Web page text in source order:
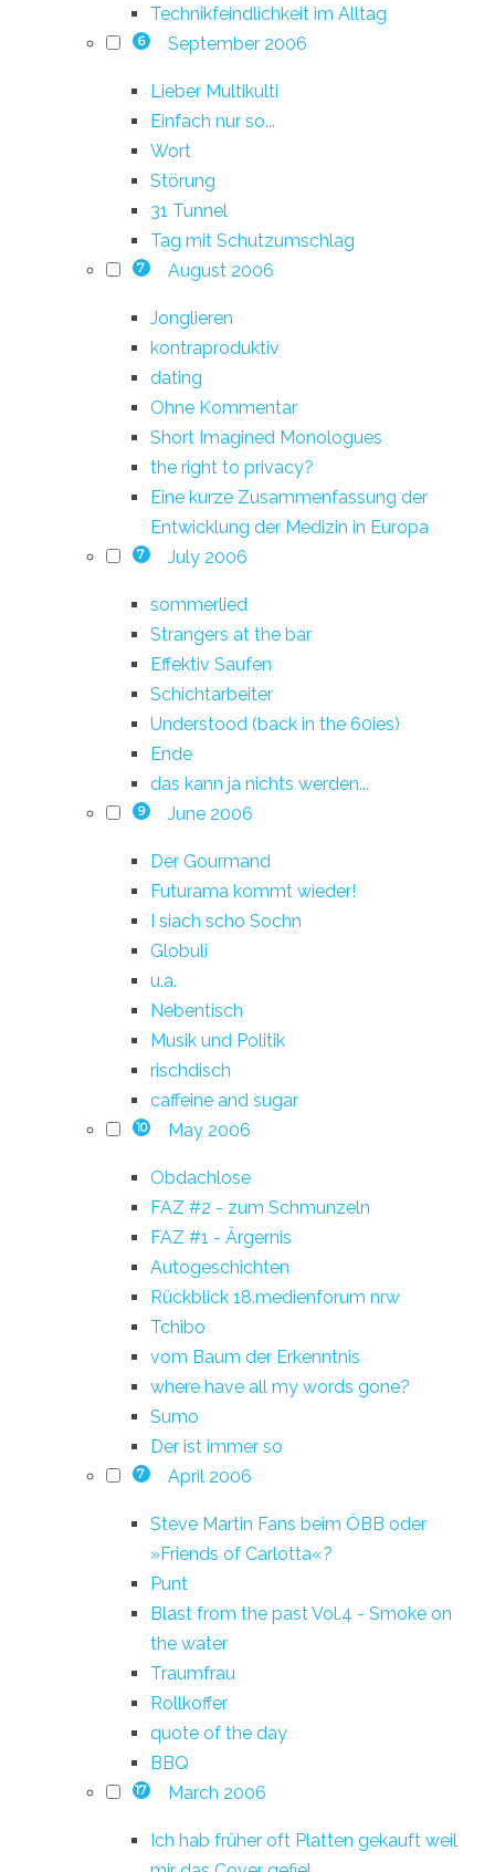
Technikfeindlichkeit im Alltag
6 September 2006
Lieber Multikulti
Einfach nur so...
Wort
Störung
31 Tunnel
Tag mit Schutzumschlag
7 August 2006
Jonglieren
kontraproduktiv
dating
Ohne Kommentar
Short Imagined Monologues
the right to privacy?
Eine kurze Zusammenfassung der
Entwicklung der Medizin in Europa
7 July 2006
sommerlied
Strangers at the bar
Effektiv Saufen
Schichtarbeiter
Understood (back in the 60ies)
Ende
das kann ja nichts werden...
9 June 2006
Der Gourmand
Futurama kommt wieder!
I siach scho Sochn
Globuli
u.a.
Nebentisch
Musik und Politik
rischdisch
caffeine and sugar
10 May 2006
Obdachlose
FAZ #2 - zum Schmunzeln
FAZ #1 - Ärgernis
Autogeschichten
Rückblick 18.medienforum nrw
Tchibo
vom Baum der Erkenntnis
where have all my words gone?
Sumo
Der ist immer so
7 April 2006
Steve Martin Fans beim ÖBB oder
»Friends of Carlotta«?
Punt
Blast from the past Vol.4 - Smoke on
the water
Traumfrau
Rollkoffer
quote of the day
BBQ
17 March 2006
Ich hab früher oft Platten gekauft weil